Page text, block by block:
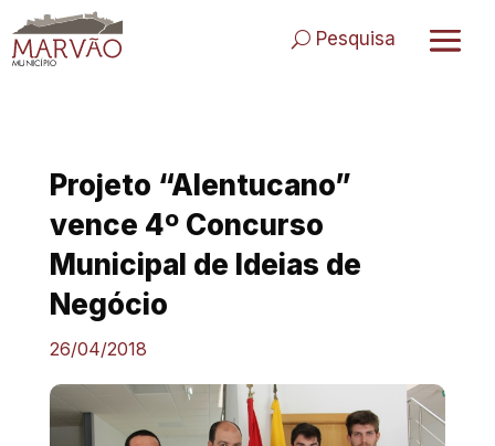
to
content
Pesquisa
Projeto “Alentucano”
vence 4º Concurso
Municipal de Ideias de
Negócio
26/04/2018